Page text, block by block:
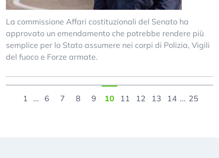
La commissione Affari costituzionali del Senato ha
approvato un emendamento che potrebbe rendere più
semplice per lo Stato assumere nei corpi di Polizia, Vigili
del fuoco e Forze armate.
1 ... 6 7 8 9 10 11 12 13 14 ... 25